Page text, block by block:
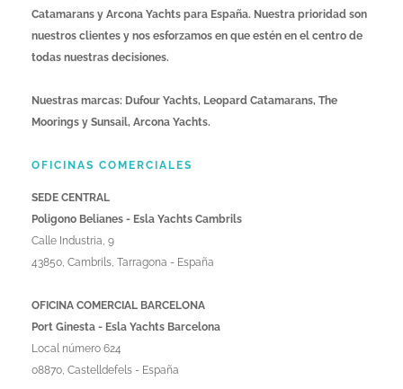
Catamarans y Arcona Yachts para España. Nuestra prioridad son
nuestros clientes y nos esforzamos en que estén en el centro de
todas nuestras decisiones.
Nuestras marcas: Dufour Yachts, Leopard Catamarans, The
Moorings y Sunsail, Arcona Yachts.
OFICINAS COMERCIALES
SEDE CENTRAL
Poligono Belianes - Esla Yachts Cambrils
Calle Industria, 9
43850, Cambrils, Tarragona - España
OFICINA COMERCIAL BARCELONA
Port Ginesta - Esla Yachts Barcelona
Local número 624
08870, Castelldefels - España